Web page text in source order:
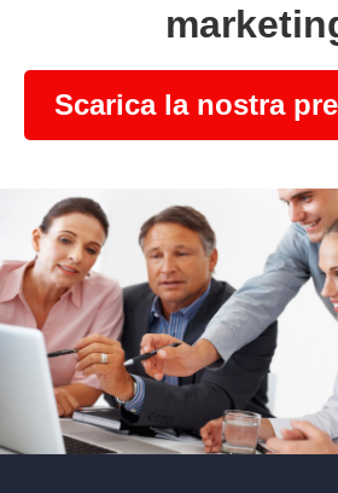
Scarica la nostra